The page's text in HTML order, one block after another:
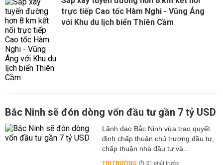
trực tiếp Cao tốc Hàm Nghi - Vũng Áng
với Khu du lịch biển Thiên Cầm
Bắc Ninh sẽ đón dòng vốn đầu tư gần 7 tỷ USD
Lãnh đạo Bắc Ninh vừa trao quyết
định chấp thuận chủ trương đầu tư,
chấp thuận nhà đầu tư và...